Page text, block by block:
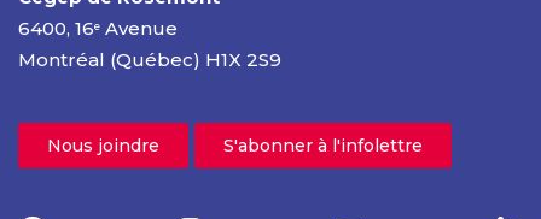
6400, 16e Avenue
Montréal (Québec) H1X 2S9
Nous joindre S'abonner à l'infolettre